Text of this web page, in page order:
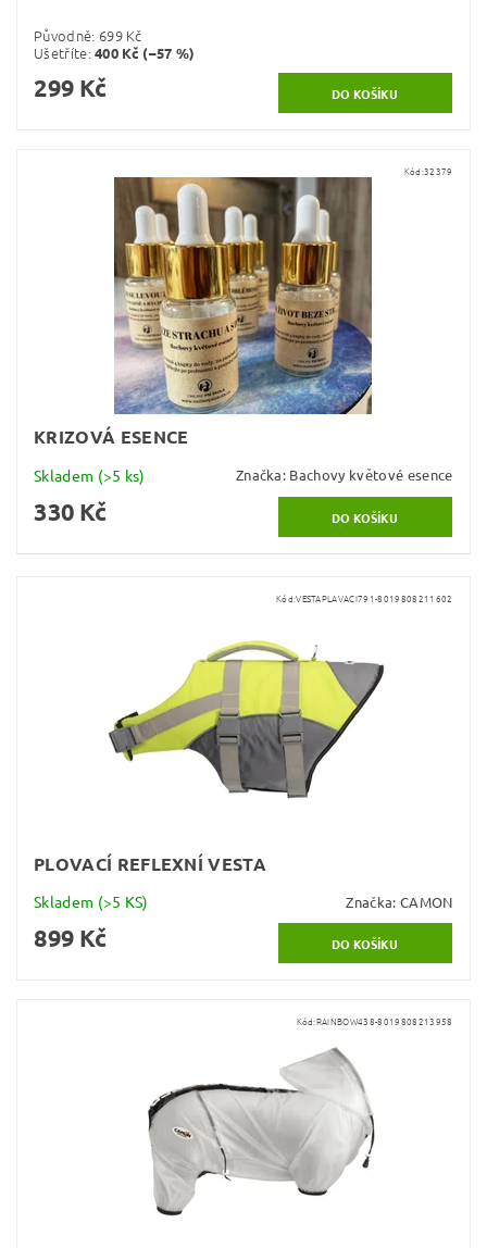
Původně: 699 Kč
Ušetříte:400 Kč (–57 %)
299 Kč
Kód:32379
KRIZOVÁ ESENCE
Skladem (>5 ks) Značka: Bachovy květové esence
330 Kč
Kód:VESTAPLAVACI791-8019808211602
PLOVACÍ REFLEXNÍ VESTA
Skladem (>5 KS) Značka: CAMON
899 Kč
Kód:RAINBOW438-8019808213958